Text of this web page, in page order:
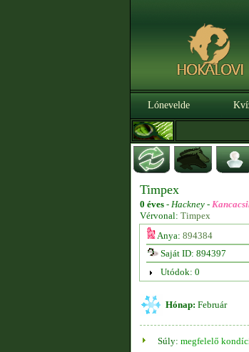
Lónevelde
Timpex
0 éves - Hackney -
Vérvonal: Timpex
Anya: 894384
Saját ID: 894397
Utódok: 0
Hónap: Február
Súly: megfelelő